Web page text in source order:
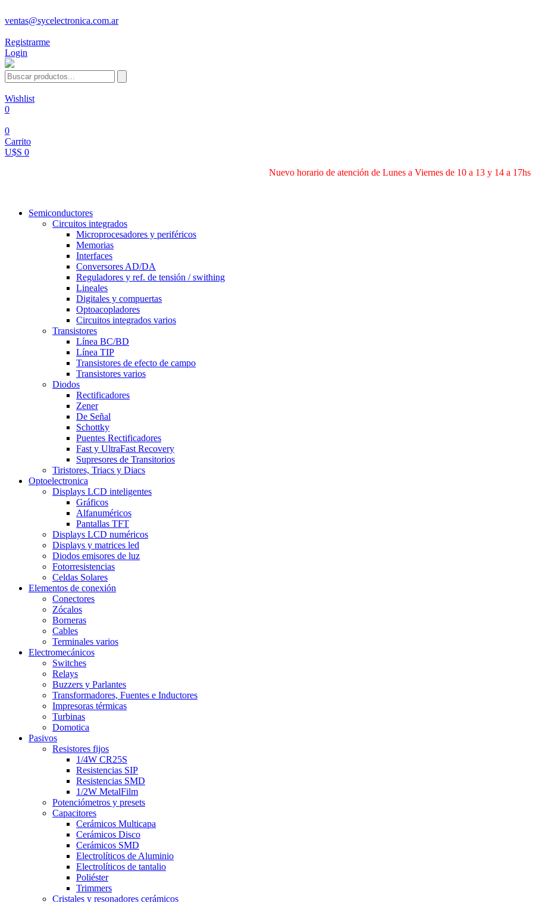
ventas@sycelectronica.com.ar
Registrarme
Login
Wishlist
0
0
Carrito
U$S 0
Nuevo horario de atención de Lunes a Viernes de 10 a 13 y 14 a 17hs
Semiconductores
Circuitos integrados
Microprocesadores y periféricos
Memorias
Interfaces
Conversores AD/DA
Reguladores y ref. de tensión / swithing
Lineales
Digitales y compuertas
Optoacopladores
Circuitos integrados varios
Transistores
Línea BC/BD
Línea TIP
Transistores de efecto de campo
Transistores varios
Diodos
Rectificadores
Zener
De Señal
Schottky
Puentes Rectificadores
Fast y UltraFast Recovery
Supresores de Transitorios
Tiristores, Triacs y Diacs
Optoelectronica
Displays LCD inteligentes
Gráficos
Alfanuméricos
Pantallas TFT
Displays LCD numéricos
Displays y matrices led
Diodos emisores de luz
Fotorresistencias
Celdas Solares
Elementos de conexión
Conectores
Zócalos
Borneras
Cables
Terminales varios
Electromecánicos
Switches
Relays
Buzzers y Parlantes
Transformadores, Fuentes e Inductores
Impresoras térmicas
Turbinas
Domotica
Pasivos
Resistores fijos
1/4W CR25S
Resistencias SIP
Resistencias SMD
1/2W MetalFilm
Potenciómetros y presets
Capacitores
Cerámicos Multicapa
Cerámicos Disco
Cerámicos SMD
Electrolíticos de Aluminio
Electrolíticos de tantalio
Poliéster
Trimmers
Cristales y resonadores cerámicos